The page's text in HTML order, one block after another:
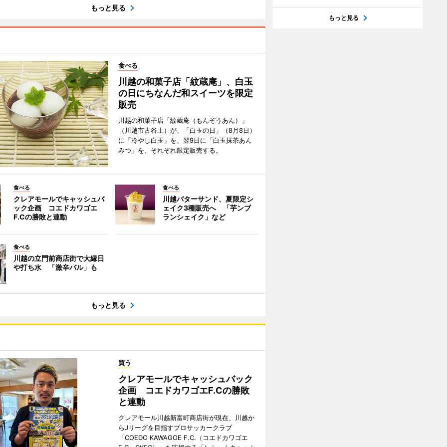
もっと見る
食べる
川越の和菓子店「紋蔵庵」、白玉
の日にちなんだ和スイーツを限定
販売
川越の和菓子店「紋蔵庵（もんぞうあん）」
（川越市古谷上）が、「白玉の日」（8月8日）
に「冷やし白玉」を、翌9日に「白玉抹茶あん
みつ」を、それぞれ限定販売する。
食べる
クレアモールでキャッシュバ
ック企画 コエドカワゴエ
F.Cの勝敗と連動
食べる
川越バターサンド、夏限定シ
ェイク3種販売へ 「芋ンブ
ランシェイク」など
食べる
川越の立門前商店街で大縁日
や打ち水 「激辛バル」も
もっと見る
買う
クレアモールでキャッシュバック
企画 コエドカワゴエF.Cの勝敗
と連動
クレアモール川越新富町商店街が現在、川越か
らJリーグを目指すプロサッカークラブ
「COEDO KAWAGOE F.C.（コエドカワゴエ
もっと見る